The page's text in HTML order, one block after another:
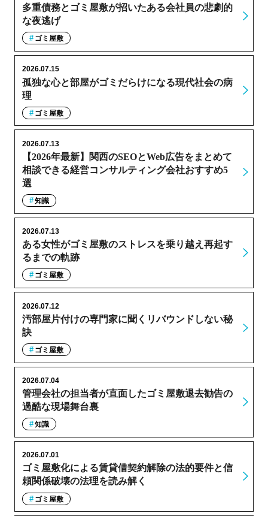
多重債務とゴミ屋敷が招いたある会社員の悲劇的
な夜逃げ
ゴミ屋敷
孤独な心と部屋がゴミだらけになる現代社会の病
理
2026.07.15
ゴミ屋敷
【2026年最新】関西のSEOとWeb広告をまとめて
相談できる経営コンサルティング会社おすすめ5
選
2026.07.13
知識
ある女性がゴミ屋敷のストレスを乗り越え再起す
るまでの軌跡
2026.07.13
ゴミ屋敷
汚部屋片付けの専門家に聞くリバウンドしない秘
訣
2026.07.12
ゴミ屋敷
管理会社の担当者が直面したゴミ屋敷退去勧告の
過酷な現場舞台裏
2026.07.04
知識
ゴミ屋敷化による賃貸借契約解除の法的要件と信
頼関係破壊の法理を読み解く
2026.07.01
ゴミ屋敷